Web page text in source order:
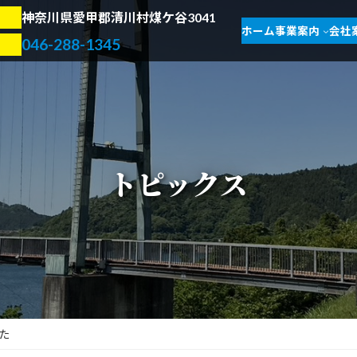
神奈川県愛甲郡清川村煤ケ谷3041
046-288-1345
ホーム事業案内 会社
トピックス